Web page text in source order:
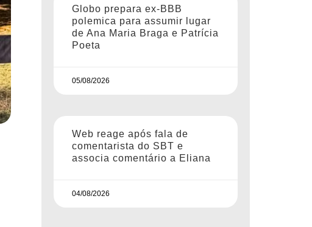
Globo prepara ex-BBB
polemica para assumir lugar
de Ana Maria Braga e Patrícia
Poeta
05/08/2026
Web reage após fala de
comentarista do SBT e
associa comentário a Eliana
04/08/2026